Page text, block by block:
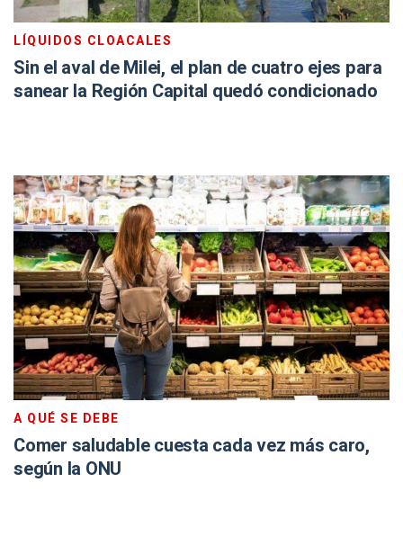
LÍQUIDOS CLOACALES
Sin el aval de Milei, el plan de cuatro ejes para
sanear la Región Capital quedó condicionado
A QUÉ SE DEBE
Comer saludable cuesta cada vez más caro,
según la ONU